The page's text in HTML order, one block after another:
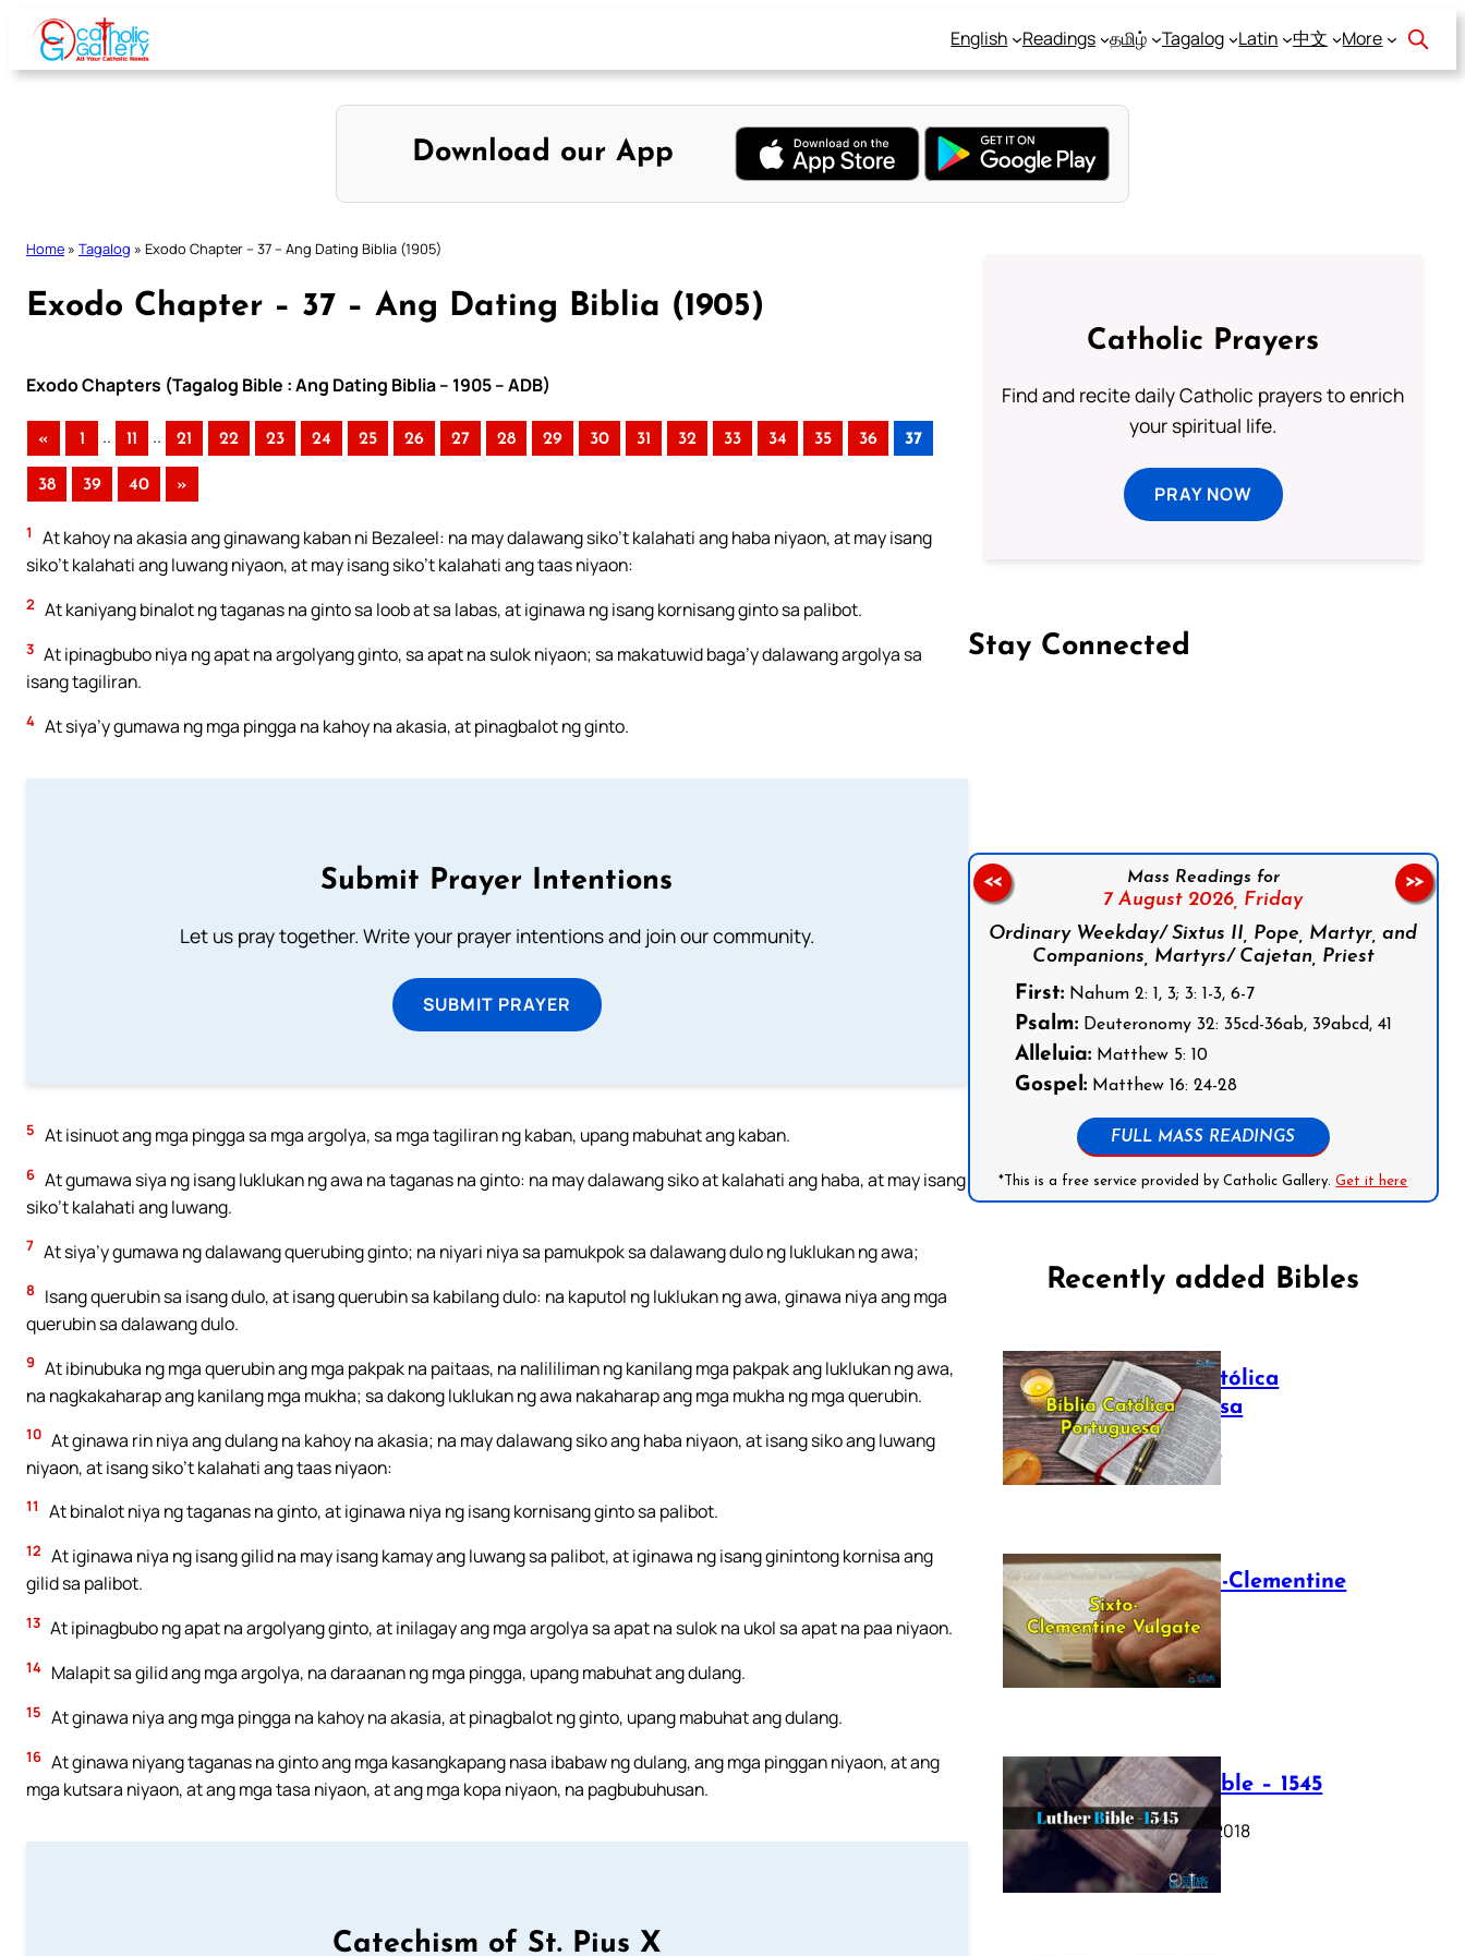
Skip
content
English Readings தமிழ் Tagalog Latin 中文 More
Download our App
Home » Tagalog » Exodo Chapter – 37 – Ang Dating Biblia (1905)
Exodo Chapter – 37 – Ang Dating Biblia (1905)
Exodo Chapters (Tagalog Bible : Ang Dating Biblia – 1905 – ADB)
« 1 .. 11 .. 21 22 23 24 25 26 27 28 29 30 31 32 33 34 35 36 37
38 39 40 »
1
At kahoy na akasia ang ginawang kaban ni Bezaleel: na may dalawang siko’t kalahati ang haba niyaon, at may isang
siko’t kalahati ang luwang niyaon, at may isang siko’t kalahati ang taas niyaon:
2 At kaniyang binalot ng taganas na ginto sa loob at sa labas, at iginawa ng isang kornisang ginto sa palibot.
3 At ipinagbubo niya ng apat na argolyang ginto, sa apat na sulok niyaon; sa makatuwid baga’y dalawang argolya sa
isang tagiliran.
4 At siya’y gumawa ng mga pingga na kahoy na akasia, at pinagbalot ng ginto.
Submit Prayer Intentions
Let us pray together. Write your prayer intentions and join our community.
SUBMIT PRAYER
5 At isinuot ang mga pingga sa mga argolya, sa mga tagiliran ng kaban, upang mabuhat ang kaban.
6 At gumawa siya ng isang luklukan ng awa na taganas na ginto: na may dalawang siko at kalahati ang haba, at may isang
siko’t kalahati ang luwang.
7 At siya’y gumawa ng dalawang querubing ginto; na niyari niya sa pamukpok sa dalawang dulo ng luklukan ng awa;
8
Isang querubin sa isang dulo, at isang querubin sa kabilang dulo: na kaputol ng luklukan ng awa, ginawa niya ang mga
querubin sa dalawang dulo.
9 At ibinubuka ng mga querubin ang mga pakpak na paitaas, na nalililiman ng kanilang mga pakpak ang luklukan ng awa,
na nagkakaharap ang kanilang mga mukha; sa dakong luklukan ng awa nakaharap ang mga mukha ng mga querubin.
10 At ginawa rin niya ang dulang na kahoy na akasia; na may dalawang siko ang haba niyaon, at isang siko ang luwang
niyaon, at isang siko’t kalahati ang taas niyaon:
11 At binalot niya ng taganas na ginto, at iginawa niya ng isang kornisang ginto sa palibot.
12 At iginawa niya ng isang gilid na may isang kamay ang luwang sa palibot, at iginawa ng isang ginintong kornisa ang
gilid sa palibot.
13 At ipinagbubo ng apat na argolyang ginto, at inilagay ang mga argolya sa apat na sulok na ukol sa apat na paa niyaon.
14 Malapit sa gilid ang mga argolya, na daraanan ng mga pingga, upang mabuhat ang dulang.
15 At ginawa niya ang mga pingga na kahoy na akasia, at pinagbalot ng ginto, upang mabuhat ang dulang.
16 At ginawa niyang taganas na ginto ang mga kasangkapang nasa ibabaw ng dulang, ang mga pinggan niyaon, at ang
mga kutsara niyaon, at ang mga tasa niyaon, at ang mga kopa niyaon, na pagbubuhusan.
Catechism of St. Pius X
Catholic Prayers
Find and recite daily Catholic prayers to enrich
your spiritual life.
PRAY NOW
Stay Connected
Mass Readings for
7 August 2026, Friday
Ordinary Weekday/ Sixtus II, Pope, Martyr, and
Companions, Martyrs/ Cajetan, Priest
First:Nahum 2: 1, 3; 3: 1-3, 6-7
Psalm:Deuteronomy 32: 35cd-36ab, 39abcd, 41
Alleluia:Matthew 5: 10
Gospel:Matthew 16: 24-28
FULL MASS READINGS
*This is a free service provided by Catholic Gallery.Get it here
<< >>
Recently added Bibles
Bíblia Católica
Portuguesa
July 16, 2025
The Sixto-Clementine
Vulgate
July 12, 2025
Luther Bible – 1545
October 17, 2018